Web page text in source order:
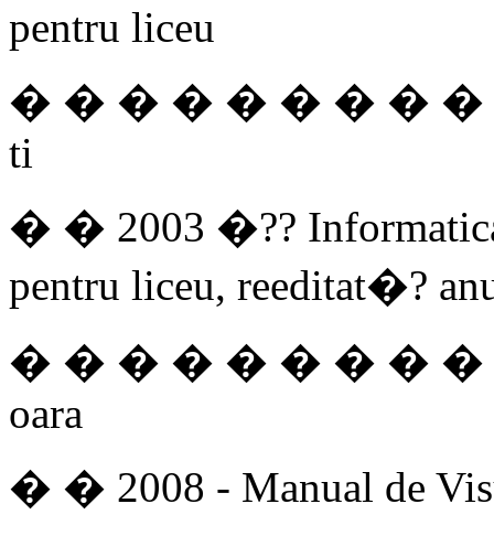
pentru liceu
� � � � � � � � � �
ti
� � 2003 �??
pentru liceu, reeditat�?
� � � � � � � � � �
oara
� � 2008 - Manual de